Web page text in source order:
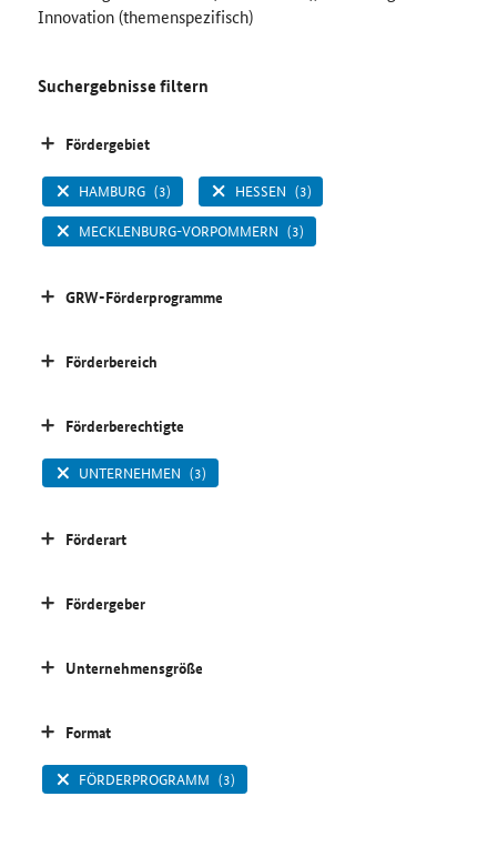
Innovation (themenspezifisch)
Suchergebnisse filtern
Fördergebiet
HAMBURG (3) HESSEN (3)
MECKLENBURG-VORPOMMERN (3)
GRW-Förderprogramme
Förderbereich
Förderberechtigte
UNTERNEHMEN (3)
Förderart
Fördergeber
Unternehmensgröße
Format
FÖRDERPROGRAMM (3)